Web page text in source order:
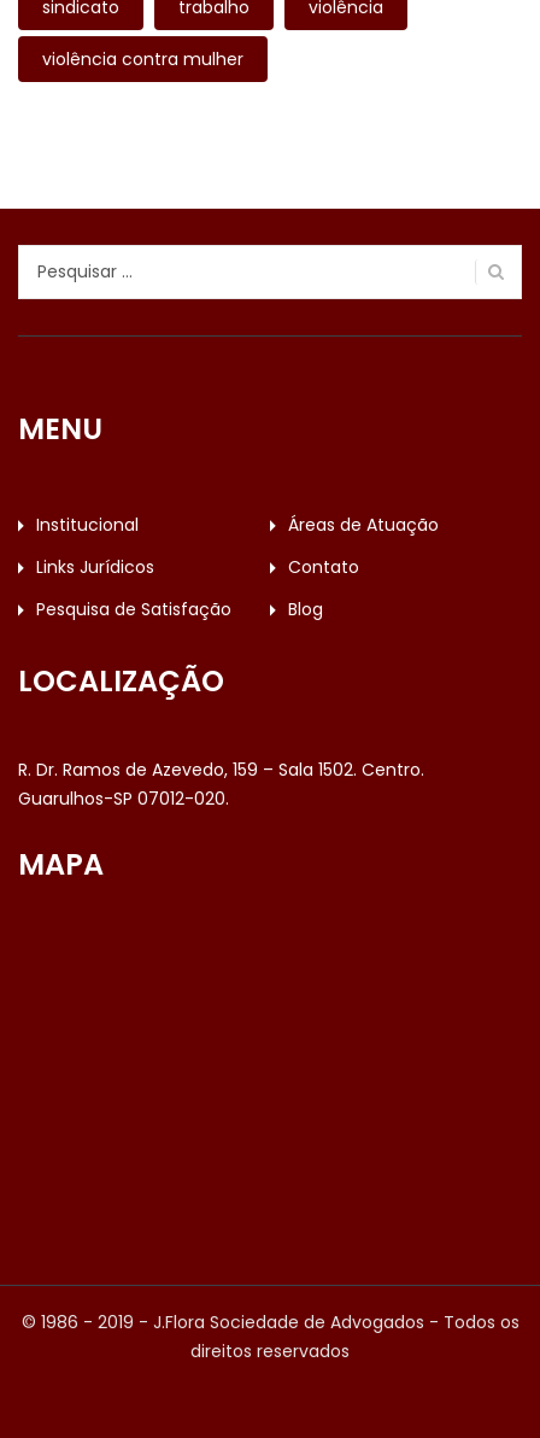
sindicato trabalho violência
violência contra mulher
Pesquisar
MENU
Institucional
Áreas de Atuação
Links Jurídicos
Contato
Pesquisa de Satisfação
Blog
LOCALIZAÇÃO
R. Dr. Ramos de Azevedo, 159 – Sala 1502. Centro.
Guarulhos-SP 07012-020.
MAPA
© 1986 - 2019 - J.Flora Sociedade de Advogados - Todos os
direitos reservados